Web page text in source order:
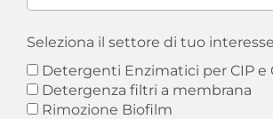
Seleziona il settore di tuo
Detergenti Enzimatici per CIP e
Detergenza filtri a membrana
Rimozione Biofilm